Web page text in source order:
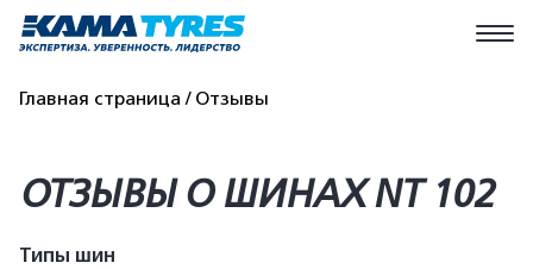
Главная страница Отзывы
ОТЗЫВЫ О ШИНАХ NT 102
Типы шин